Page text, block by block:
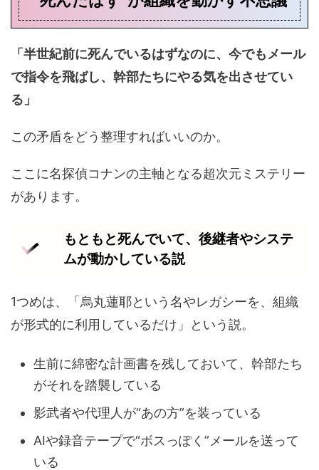
「半世紀前に死んでいるはずなのに、今でもメール
で指令を飛ばし、幹部たちにやる気を出させてい
る」
この矛盾をどう整理すればいいのか。
ここに名探偵コナンの主軸となる超次元ミステリー
があります。
もともと死んでいて、後継者やシステ
ムが動かしている説
1つめは、「烏丸蓮耶という名やレガシーを、組織
が形式的に利用しているだけ」という説。
生前に綿密な計画書を残しておいて、幹部たち
がそれを踏襲している
影武者や代理人が“あの方”を装っている
AIや録音テープで“ボスっぽく”メールを送って
いる